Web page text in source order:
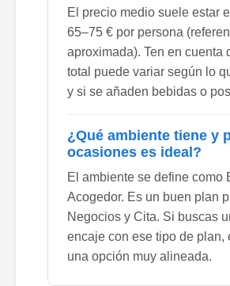
El precio medio suele estar
65–75 € por persona
aproximada). Ten en cuenta
total puede variar según lo
y si se añaden bebidas o
¿Qué ambiente tiene y
ocasiones es ideal?
El ambiente se define como
Acogedor. Es un buen plan
Negocios y Cita. Si buscas
encaje con ese tipo de plan,
una opción muy alineada.